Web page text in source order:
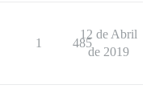
1 485
12 de Abril
de 2019